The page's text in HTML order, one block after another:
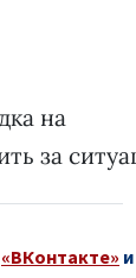
на
за
«ВКонтакте» и